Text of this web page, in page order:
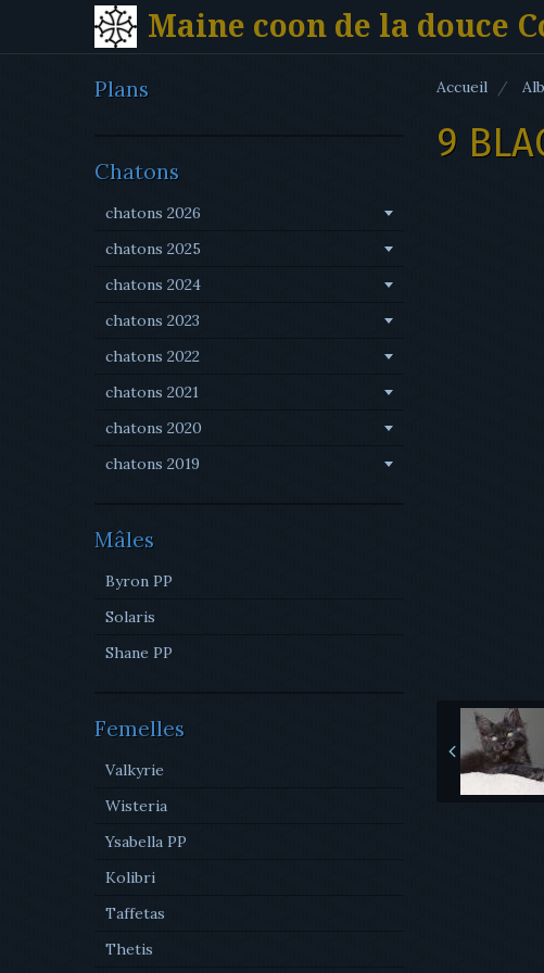
Maine coon de la douce
Accueil
9
Plans
Chatons
chatons 2026
chatons 2025
chatons 2024
chatons 2023
chatons 2022
chatons 2021
chatons 2020
chatons 2019
Mâles
Byron PP
Solaris
Shane PP
Femelles
Valkyrie
Wisteria
Ysabella PP
Kolibri
Taffetas
Thetis